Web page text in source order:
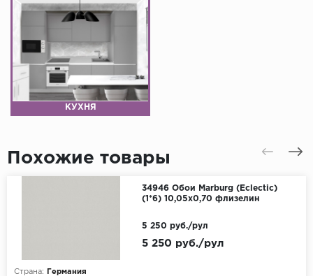
КУХНЯ
Похожие товары
34946 Обои Marburg (Eclectic)
(1*6) 10,05x0,70 флизелин
Страна:
Германия
5 250 руб./рул
5 250 руб./рул